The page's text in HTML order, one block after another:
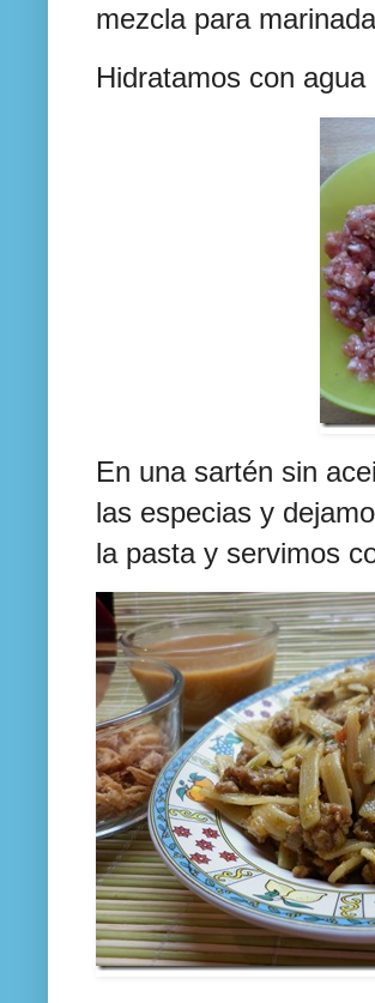
mezcla para
Hidratamos con
En una sartén sin
las especias y
la pasta y servimos